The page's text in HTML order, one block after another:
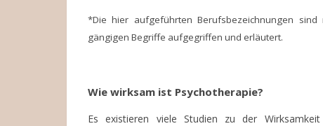
*Die hier aufgeführten Berufsbezeichnungen
gängigen Begriffe aufgegriffen und erläutert.
Wie wirksam ist Psychotherapie?
Es existieren viele Studien zu der